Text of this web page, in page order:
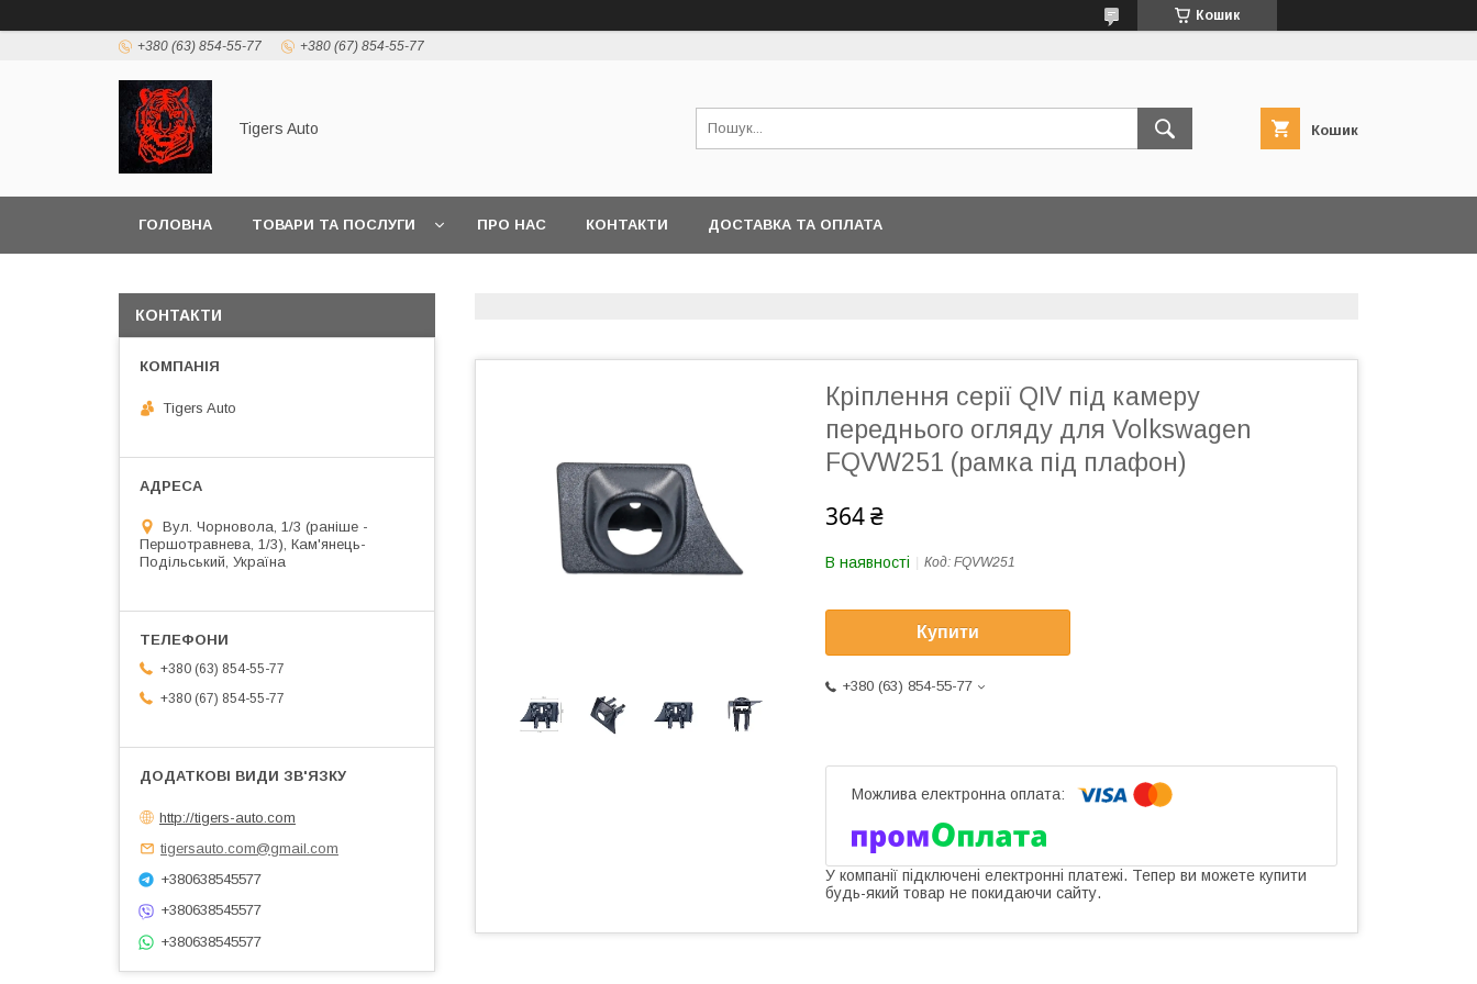
Кошик
+380 (63) 854-55-77 +380 (67) 854-55-77
Tigers Auto Кошик
ГОЛОВНА ТОВАРИ ТА ПОСЛУГИ ПРО НАС КОНТАКТИ ДОСТАВКА ТА ОПЛАТА
Кріплення серії QIV під камеру
переднього огляду для Volkswagen
FQVW251 (рамка під плафон)
364 ₴
В наявності Код: FQVW251
Купити
+380 (63) 854-55-77
У компанії підключені електронні платежі. Тепер ви можете купити
будь-який товар не покидаючи сайту.
КОНТАКТИ
Tigers Auto
Вул. Чорновола, 1/3 (раніше -
Першотравнева, 1/3), Кам'янець-
Подільський, Україна
+380 (63) 854-55-77
+380 (67) 854-55-77
http://tigers-auto.com
tigersauto.com@gmail.com
+380638545577
+380638545577
+380638545577